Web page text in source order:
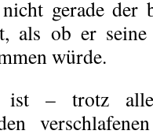
gerade der
als ob er seine
würde.
ist – trotz